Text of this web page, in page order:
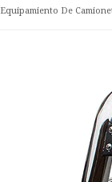
Equipamiento De